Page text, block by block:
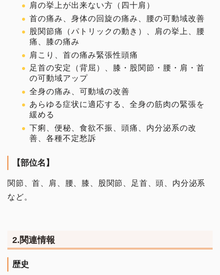
肩の挙上が出来ない方（四十肩）
首の痛み、身体の回旋の痛み、腰の可動域改善
股関節痛（パトリックの動き）、肩の挙上、腰
痛、膝の痛み
肩こり、首の痛み緊張性頭痛
足首の安定（背屈）、膝・股関節・腰・肩・首
の可動域アップ
全身の痛み、可動域の改善
あらゆる症状に適応する、全身の筋肉の緊張を
緩める
下痢、便秘、食欲不振、頭痛、内分泌系の改
善、各種不定愁訴
【部位名】
関節、首、肩、腰、膝、股関節、足首、頭、内分泌系
など。
2.関連情報
歴史
足の手技
その他の手技
治療院の経営
コミュニケーション